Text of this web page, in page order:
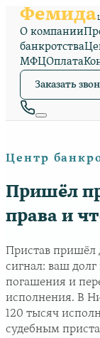
Фемида
О компании
банкротства
МФЦОплата
Заказать
Центр
Пришёл
права и
Пристав пришёл
сигнал: ваш
погашения и
исполнения. В
120 тысяч
судебным